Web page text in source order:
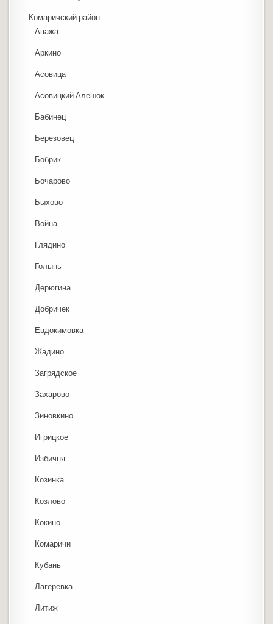
Комаричский район
Апажа
Аркино
Асовица
Асовицкий Алешок
Бабинец
Березовец
Бобрик
Бочарово
Быхово
Война
Глядино
Голынь
Дерюгина
Добричек
Евдокимовка
Жадино
Загрядское
Захарово
Зиновкино
Игрицкое
Избичня
Козинка
Козлово
Кокино
Комаричи
Кубань
Лагеревка
Литиж